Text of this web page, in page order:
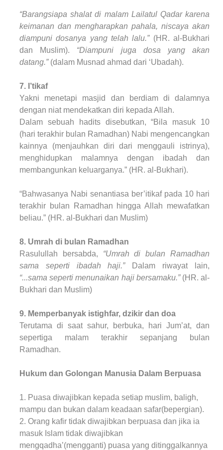
“Barangsiapa shalat di malam Lailatul Qadar karena
keimanan dan mengharapkan pahala, niscaya akan
diampuni dosanya yang telah lalu.”(HR. al-Bukhari
dan Muslim). “Diampuni juga dosa yang akan
datang.”(dalam Musnad ahmad dari ‘Ubadah).
7. I’tikaf
Yakni menetapi masjid dan berdiam di dalamnya
dengan niat mendekatkan diri kepada Allah.
Dalam sebuah hadits disebutkan, “Bila masuk 10
(hari terakhir bulan Ramadhan) Nabi mengencangkan
kainnya (menjauhkan diri dari menggauli istrinya),
menghidupkan malamnya dengan ibadah dan
membangunkan keluarganya.” (HR. al-Bukhari).
“Bahwasanya Nabi senantiasa ber’itikaf pada 10 hari
terakhir bulan Ramadhan hingga Allah mewafatkan
beliau.” (HR. al-Bukhari dan Muslim)
8. Umrah di bulan Ramadhan
Rasulullah bersabda, “Umrah di bulan Ramadhan
sama seperti ibadah haji.”
Dalam riwayat lain,
“...sama seperti menunaikan haji bersamaku.”(HR. al-
Bukhari dan Muslim)
9. Memperbanyak istighfar, dzikir dan doa
Terutama di saat sahur, berbuka, hari Jum’at, dan
sepertiga malam terakhir sepanjang bulan
Ramadhan.
Hukum dan Golongan Manusia Dalam Berpuasa
1. Puasa diwajibkan kepada setiap muslim, baligh,
mampu dan bukan dalam keadaan safar(bepergian).
2. Orang kafir tidak diwajibkan berpuasa dan jika ia
masuk Islam tidak diwajibkan
mengqadha’(mengganti) puasa yang ditinggalkannya